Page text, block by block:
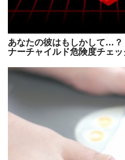
あなたの彼はもしかして…
ナーチャイルド危険度チェッ